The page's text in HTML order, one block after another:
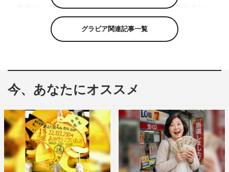
本作は、2003年にウィル・フェレル主演で全米大ヒッ
トを記録し、NYのブロードウェイやアメリカ国内、ロン
ドンなどで上演されている大人気ミュージカル。北極でサ
12月4日まで主演ミュージカル「50Shades！～クリス
「楽しみですね。日本初上陸ですから！」と語ると、「2
日前までエロやってましたから。真逆ですからね（笑）」
と笑った。
浜中＆松本は今回が初共演。お互いの印象を聞かれるも
グラビア関連記事一覧
今、あなたにオススメ